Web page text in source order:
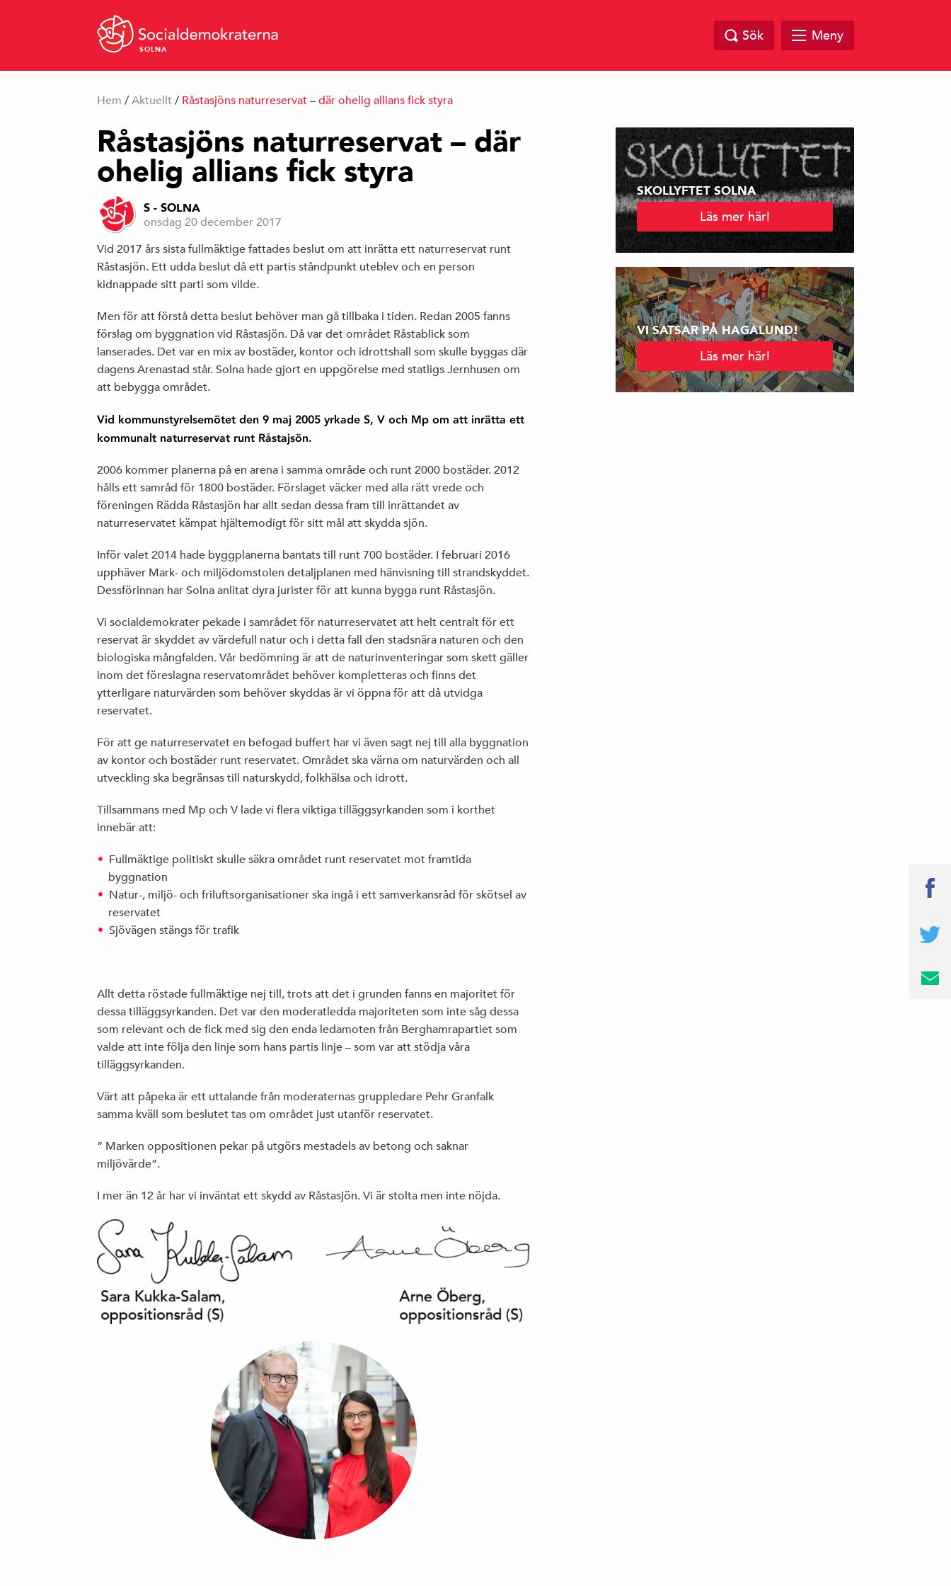
SOLNA
Sök Meny
Hem / Aktuellt / Råstasjöns naturreservat – där ohelig allians fick styra
Råstasjöns naturreservat – där
ohelig allians fick styra
S - SOLNA
onsdag 20 december 2017
Vid 2017 års sista fullmäktige fattades beslut om att inrätta ett naturreservat runt
Råstasjön. Ett udda beslut då ett partis ståndpunkt uteblev och en person
kidnappade sitt parti som vilde.
Men för att förstå detta beslut behöver man gå tillbaka i tiden. Redan 2005 fanns
förslag om byggnation vid Råstasjön. Då var det området Råstablick som
lanserades. Det var en mix av bostäder, kontor och idrottshall som skulle byggas där
dagens Arenastad står. Solna hade gjort en uppgörelse med statligs Jernhusen om
att bebygga området.
Vid kommunstyrelsemötet den 9 maj 2005 yrkade S, V och Mp om att inrätta ett
kommunalt naturreservat runt Råstajsön.
2006 kommer planerna på en arena i samma område och runt 2000 bostäder. 2012
hålls ett samråd för 1800 bostäder. Förslaget väcker med alla rätt vrede och
föreningen Rädda Råstasjön har allt sedan dessa fram till inrättandet av
naturreservatet kämpat hjältemodigt för sitt mål att skydda sjön.
Inför valet 2014 hade byggplanerna bantats till runt 700 bostäder. I februari 2016
upphäver Mark- och miljödomstolen detaljplanen med hänvisning till strandskyddet.
Dessförinnan har Solna anlitat dyra jurister för att kunna bygga runt Råstasjön.
Vi socialdemokrater pekade i samrådet för naturreservatet att helt centralt för ett
reservat är skyddet av värdefull natur och i detta fall den stadsnära naturen och den
biologiska mångfalden. Vår bedömning är att de naturinventeringar som skett gäller
inom det föreslagna reservatområdet behöver kompletteras och finns det
ytterligare naturvärden som behöver skyddas är vi öppna för att då utvidga
reservatet.
För att ge naturreservatet en befogad buffert har vi även sagt nej till alla byggnation
av kontor och bostäder runt reservatet. Området ska värna om naturvärden och all
utveckling ska begränsas till naturskydd, folkhälsa och idrott.
Tillsammans med Mp och V lade vi flera viktiga tilläggsyrkanden som i korthet
innebär att:
Fullmäktige politiskt skulle säkra området runt reservatet mot framtida
byggnation
Natur-, miljö- och friluftsorganisationer ska ingå i ett samverkansråd för skötsel av
reservatet
Sjövägen stängs för trafik
Allt detta röstade fullmäktige nej till, trots att det i grunden fanns en majoritet för
dessa tilläggsyrkanden. Det var den moderatledda majoriteten som inte såg dessa
som relevant och de fick med sig den enda ledamoten från Berghamrapartiet som
valde att inte följa den linje som hans partis linje – som var att stödja våra
tilläggsyrkanden.
Värt att påpeka är ett uttalande från moderaternas gruppledare Pehr Granfalk
samma kväll som beslutet tas om området just utanför reservatet.
” Marken oppositionen pekar på utgörs mestadels av betong och saknar
miljövärde”.
I mer än 12 år har vi inväntat ett skydd av Råstasjön. Vi är stolta men inte nöjda.
SKOLLYFTET SOLNA
Läs mer här!
VI SATSAR PÅ HAGALUND!
Läs mer här!